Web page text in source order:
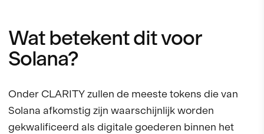
Wat betekent dit voor
Solana?
Onder CLARITY zullen de meeste tokens die van
Solana afkomstig zijn waarschijnlijk worden
gekwalificeerd als digitale goederen binnen het